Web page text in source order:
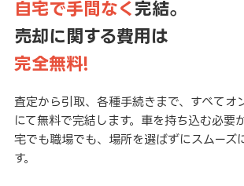
自宅で手間なく 完結。
売却に関する費用は
完全無料!
査定から引取、各種手続きまで、すべてオ
にて無料で完結します。車を持ち込む必要
宅でも職場でも、場所を選ばずにスムーズ
す。